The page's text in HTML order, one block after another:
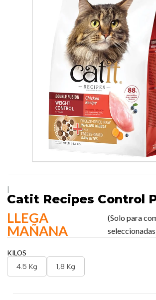
Catit Recipes Control
LLEGA
MAÑANA
(Solo para
KILOS
4.5 Kg 1,8 Kg